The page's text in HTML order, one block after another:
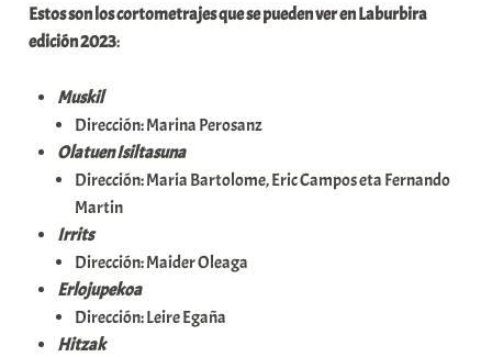
Estos son los cortometrajes que se pueden ver en Laburbira
edición 2023:
Muskil
Dirección: Marina Perosanz
Olatuen Isiltasuna
Dirección: Maria Bartolome, Eric Campos eta Fernando
Martin
Irrits
Dirección: Maider Oleaga
Erlojupekoa
Dirección: Leire Egaña
Hitzak